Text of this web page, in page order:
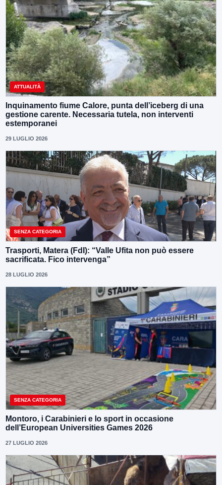
ATTUALITÀ
Inquinamento fiume Calore, punta dell’iceberg di una
gestione carente. Necessaria tutela, non interventi
estemporanei
29 LUGLIO 2026
SENZA CATEGORIA
Trasporti, Matera (FdI): “Valle Ufita non può essere
sacrificata. Fico intervenga”
28 LUGLIO 2026
SENZA CATEGORIA
Montoro, i Carabinieri e lo sport in occasione
dell’European Universities Games 2026
27 LUGLIO 2026